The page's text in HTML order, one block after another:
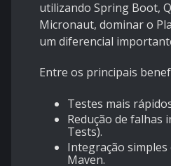
utilizando Spring Boot,
Micronaut, dominar o
um diferencial
Entre os principais
Testes mais
Redução de falhas
Tests).
Integração simples
Maven.